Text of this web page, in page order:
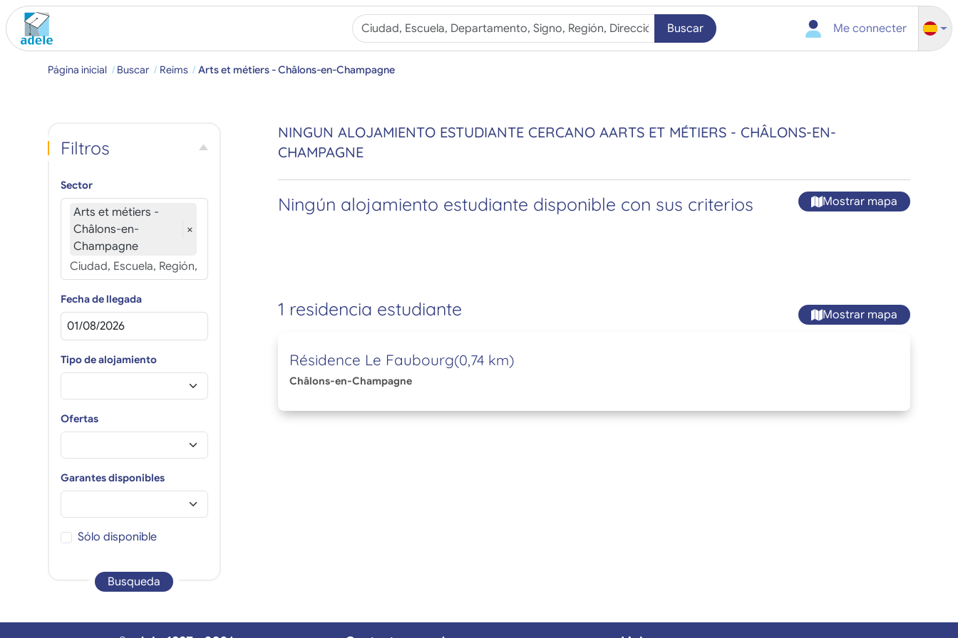
Buscar Me connecter
Página inicial Buscar Reims Arts et métiers - Châlons-en-Champagne
NINGUN ALOJAMIENTO ESTUDIANTE CERCANO AARTS ET MÉTIERS - CHÂLONS-EN-
CHAMPAGNE
Ningún alojamiento estudiante disponible con sus criterios Mostrar mapa
1 residencia estudiante Mostrar mapa
Résidence Le Faubourg(0,74 km)
Châlons-en-Champagne
Filtros
Sector
Arts et métiers -
Châlons-en-
Champagne
×
Fecha de llegada
Tipo de alojamiento
Ofertas
Garantes disponibles
Sólo disponible
Busqueda